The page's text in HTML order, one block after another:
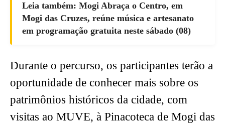
Leia também: Mogi Abraça o Centro, em
Mogi das Cruzes, reúne música e artesanato
em programação gratuita neste sábado (08)
Durante o percurso, os participantes terão a
oportunidade de conhecer mais sobre os
patrimônios históricos da cidade, com
visitas ao MUVE, à Pinacoteca de Mogi das